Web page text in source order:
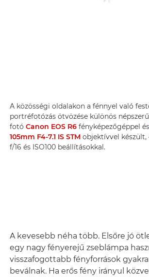
A közösségi oldalakon a fénnyel való
portréfotózás ötvözése különös
fotó Canon EOS R6 fényképezőgéppel és
105mm F4-7.1 IS STM objektívvel készült,
f/16 és ISO100 beállításokkal.
A kevesebb néha több. Elsőre jó
egy nagy fényerejű zseblámpa
visszafogottabb fényforrások
beválnak. Ha erős fény irányul